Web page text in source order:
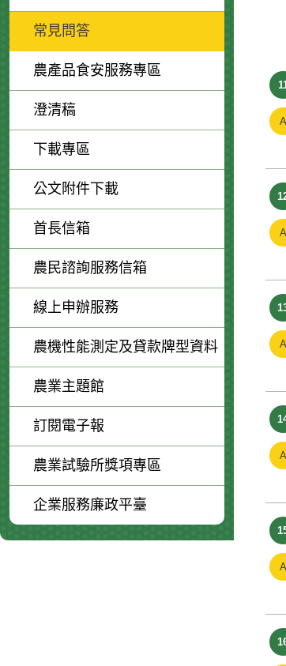
常見問答
農產品食安服務專區
澄清稿
下載專區
公文附件下載
首長信箱
農民諮詢服務信箱
線上申辦服務
農機性能測定及貸款牌型資料
農業主題館
訂閱電子報
農業試驗所獎項專區
企業服務廉政平臺